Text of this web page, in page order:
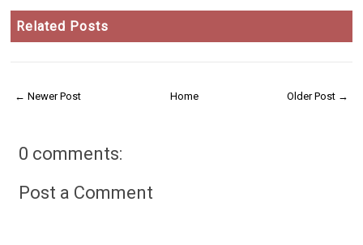
Related Posts
← Newer Post Older Post →
Home
0 comments:
Post a Comment